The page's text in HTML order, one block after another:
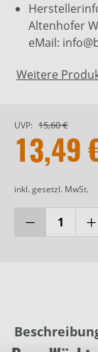
Altenhofer
eMail:
Weitere
13,49
UVP: 15,60 €
inkl. gesetzl. MwSt.